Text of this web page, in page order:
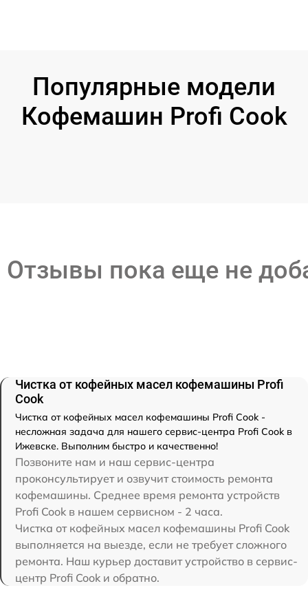
Популярные модели
Кофемашин Profi Cook
Отзывы пока еще не
Чистка от кофейных масел кофемашины Profi
Cook
Чистка от кофейных масел кофемашины Profi Cook -
несложная задача для нашего сервис-центра Profi Cook в
Ижевске. Выполним быстро и качественно!
Позвоните нам и наш сервис-центра
проконсультирует и озвучит стоимость ремонта
кофемашины. Среднее время ремонта устройств
Profi Cook в нашем сервисном - 2 часа.
Чистка от кофейных масел кофемашины Profi Cook
выполняется на выезде, если не требует сложного
ремонта. Наш курьер доставит устройство в сервис-
центр Profi Cook и обратно.